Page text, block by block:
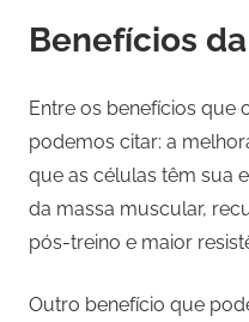
Benefícios
Entre os benefícios que
podemos citar: a
que as células têm sua
da massa muscular,
pós-treino e maior
Outro benefício que